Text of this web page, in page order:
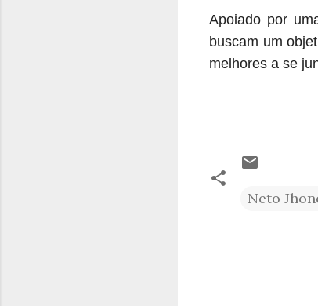
Apoiado por
buscam um
melhores a se
Neto